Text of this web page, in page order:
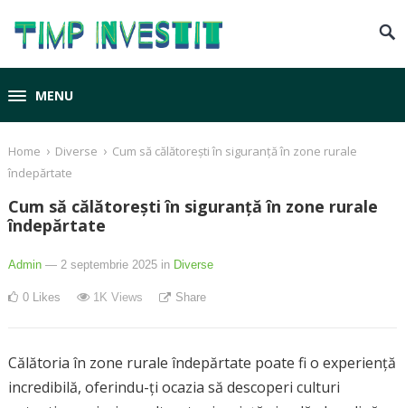
MENU
Home › Diverse › Cum să călătorești în siguranță în zone rurale
îndepărtate
Cum să călătorești în siguranță în zone rurale
îndepărtate
Admin — 2 septembrie 2025 in Diverse
0 Likes 1K Views Share
Călătoria în zone rurale îndepărtate poate fi o experiență
incredibilă, oferindu-ți ocazia să descoperi culturi